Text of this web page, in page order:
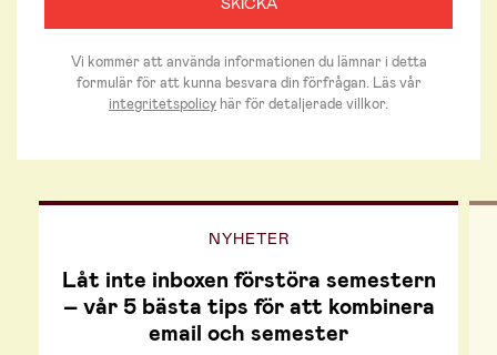
Vi kommer att använda informationen du lämnar i detta
formulär för att kunna besvara din förfrågan. Läs vår
integritetspolicy här för detaljerade villkor.
NYHETER
Låt inte inboxen förstöra semestern
– vår 5 bästa tips för att kombinera
email och semester